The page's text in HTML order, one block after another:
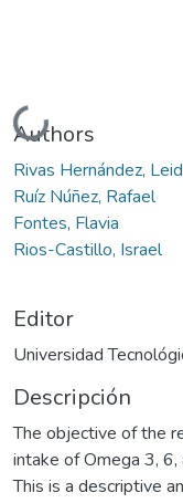
Cargando...
Authors
Rivas Hernández,
Ruíz Núñez, Rafael
Fontes, Flavia
Rios-Castillo, Israel
Editor
Universidad
Descripción
The objective of the
intake of Omega 3,
This is a descriptive